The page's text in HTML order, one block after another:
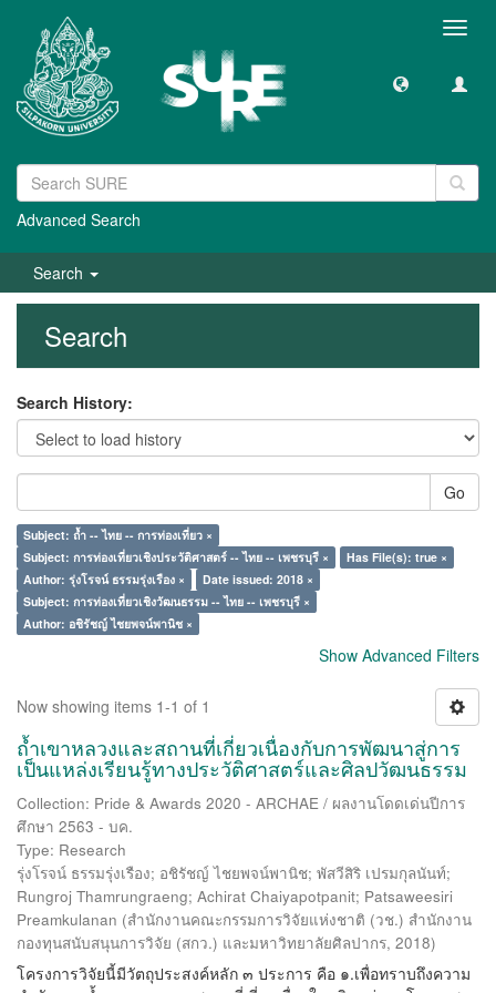
Advanced Search
Search
Search
Search History:
Go
Subject: ถ้ำ -- ไทย -- การท่องเที่ยว ×
Subject: การท่องเที่ยวเชิงประวัติศาสตร์ -- ไทย -- เพชรบุรี ×
Has File(s): true ×
Author: รุ่งโรจน์ ธรรมรุ่งเรือง ×
Date issued: 2018 ×
Subject: การท่องเที่ยวเชิงวัฒนธรรม -- ไทย -- เพชรบุรี ×
Author: อชิรัชญ์ ไชยพจน์พานิช ×
Show Advanced Filters
Now showing items 1-1 of 1
ถ้ำเขาหลวงและสถานที่เกี่ยวเนื่องกับการพัฒนาสู่การ
เป็นแหล่งเรียนรู้ทางประวัติศาสตร์และศิลปวัฒนธรรม
Collection: Pride & Awards 2020 - ARCHAE / ผลงานโดดเด่นปีการ
ศึกษา 2563 - บค.
Type: Research
รุ่งโรจน์ ธรรมรุ่งเรือง; อชิรัชญ์ ไชยพจน์พานิช; พัสวีสิริ เปรมกุลนันท์;
Rungroj Thamrungraeng; Achirat Chaiyapotpanit; Patsaweesiri
Preamkulanan (สำนักงานคณะกรรมการวิจัยแห่งชาติ (วช.) สำนักงาน
กองทุนสนับสนุนการวิจัย (สกว.) และมหาวิทยาลัยศิลปากร, 2018)
โครงการวิจัยนี้มีวัตถุประสงค์หลัก ๓ ประการ คือ ๑.เพื่อทราบถึงความ